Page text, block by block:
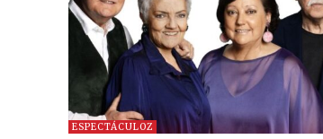
ESPECTÁCULOZ